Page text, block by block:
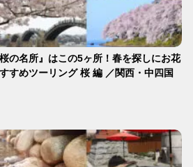
の名所』はこの5ヶ所！春を探しにお花
すめツーリング 桜 編 ／関西・中四国